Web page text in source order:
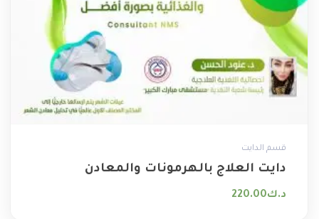
قسم الدايت
دايت العلاج بالهرمونات والمعادن
د.ك220.00